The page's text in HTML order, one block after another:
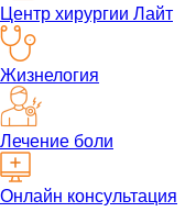
Центр хирургии Лайт
Жизнелогия
Лечение боли
Онлайн консультация